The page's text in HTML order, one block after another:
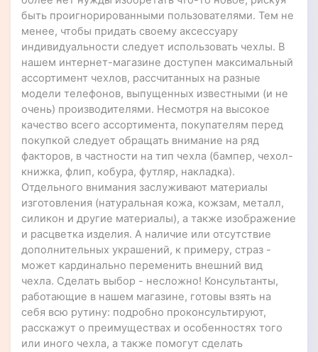
быть проигнорированными пользователями. Тем не
менее, чтобы придать своему аксессуару
индивидуальности следует использовать чехлы. В
нашем интернет-магазине доступен максимальный
ассортимент чехлов, рассчитанных на разные
модели телефонов, выпущенных известными (и не
очень) производителями. Несмотря на высокое
качество всего ассортимента, покупателям перед
покупкой следует обращать внимание на ряд
факторов, в частности на тип чехла (бампер, чехол-
книжка, флип, кобура, футляр, накладка).
Отдельного внимания заслуживают материалы
изготовления (натуральная кожа, кожзам, металл,
силикон и другие материалы), а также изображение
и расцветка изделия. А наличие или отсутствие
дополнительных украшений, к примеру, страз -
может кардинально переменить внешний вид
чехла. Сделать выбор - несложно! Консультанты,
работающие в нашем магазине, готовы взять на
себя всю рутину: подробно проконсультируют,
расскажут о преимуществах и особенностях того
или иного чехла, а также помогут сделать